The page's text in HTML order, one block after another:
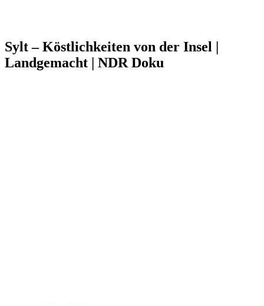
Sylt – Köstlichkeiten von der Insel |
Landgemacht | NDR Doku